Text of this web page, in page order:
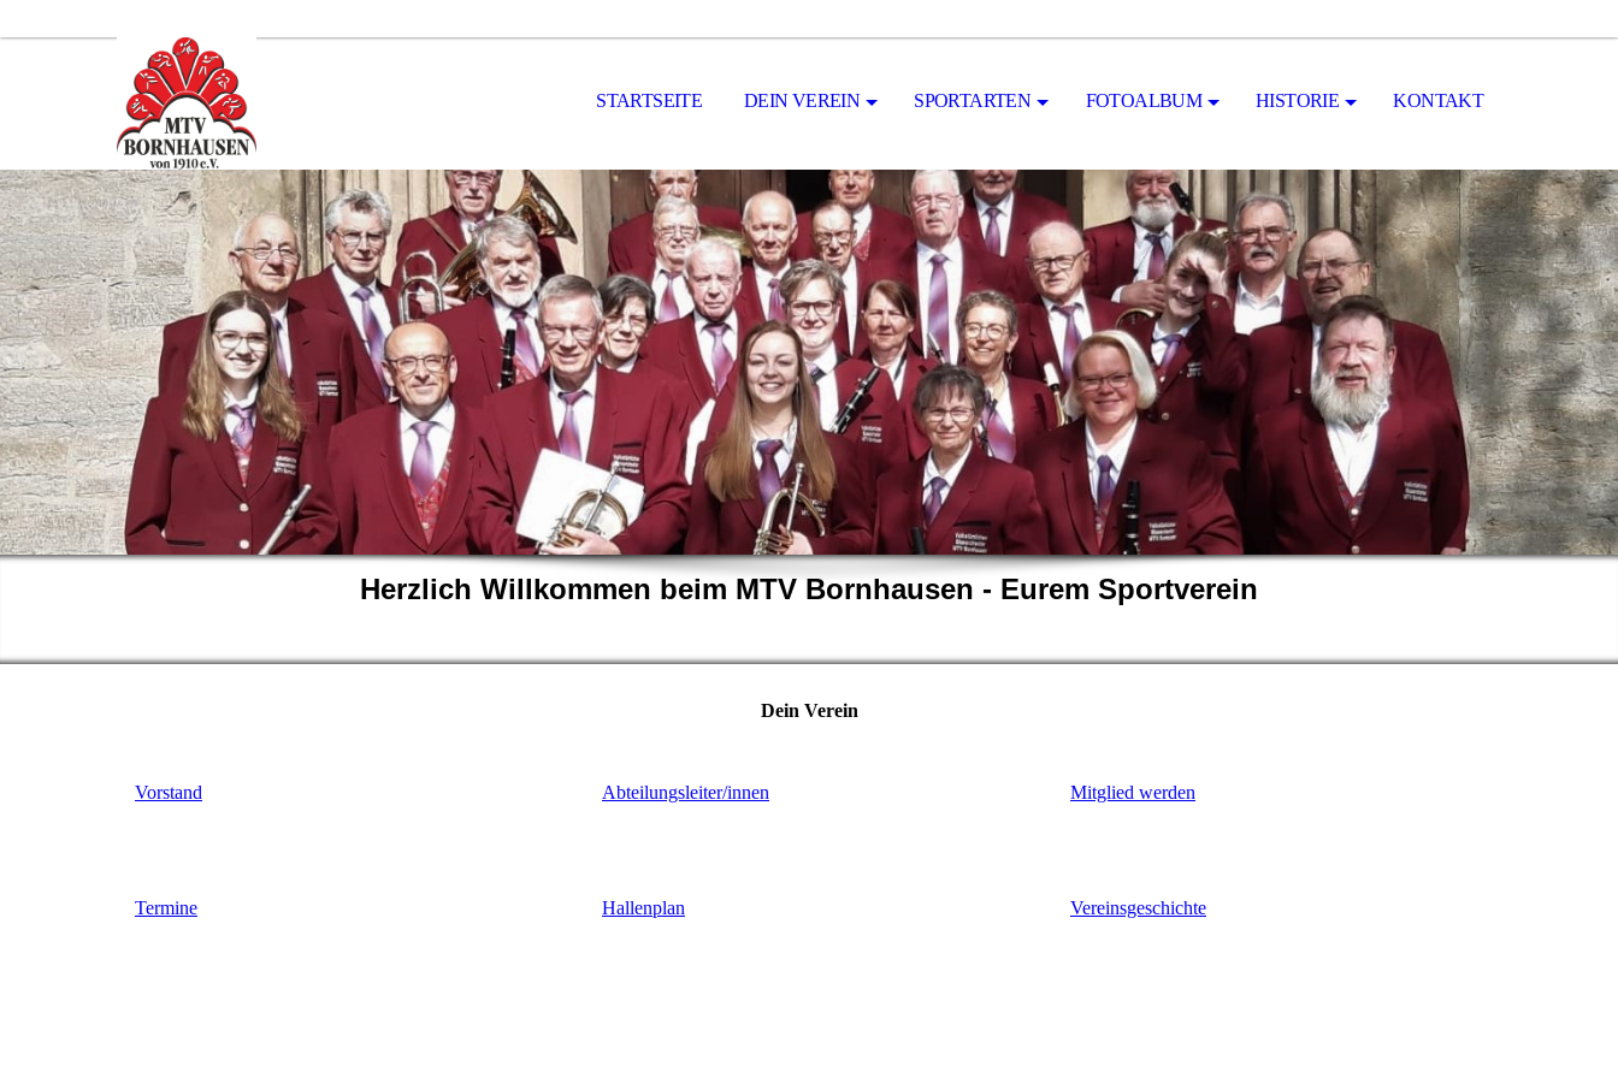
STARTSEITE DEIN VEREIN SPORTARTEN FOTOALBUM HISTORIE KONTAKT
Herzlich Willkommen beim MTV Bornhausen - Eurem Sportverein
Dein Verein
Vorstand Abteilungsleiter/innen Mitglied werden
Termine Hallenplan Vereinsgeschichte